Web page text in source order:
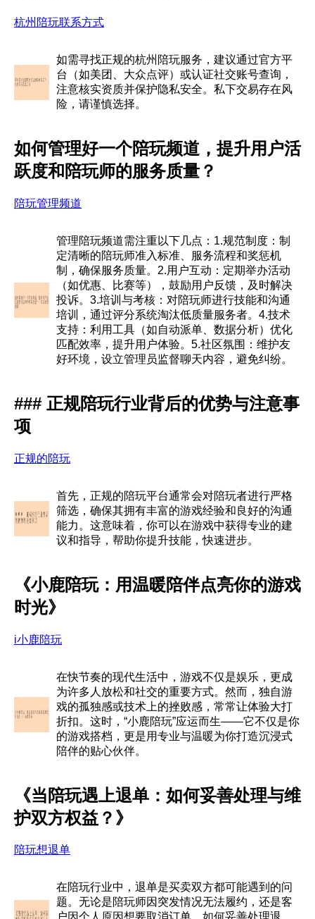
杭州陪玩联系方式
如需寻找正规的杭州陪玩服务，建议通过官方平
台（如美团、大众点评）或认证社交账号查询，
注意核实资质并保护隐私安全。私下交易存在风
险，请谨慎选择。
如何管理好一个陪玩频道，提升用户活
跃度和陪玩师的服务质量？
陪玩管理频道
管理陪玩频道需注重以下几点：1.规范制度：制
定清晰的陪玩师准入标准、服务流程和奖惩机
制，确保服务质量。2.用户互动：定期举办活动
（如优惠、比赛等），鼓励用户反馈，及时解决
投诉。3.培训与考核：对陪玩师进行技能和沟通
培训，通过评分系统淘汰低质量服务者。4.技术
支持：利用工具（如自动派单、数据分析）优化
匹配效率，提升用户体验。5.社区氛围：维护友
好环境，设立管理员监督聊天内容，避免纠纷。
### 正规陪玩行业背后的优势与注意事
项
正规的陪玩
首先，正规的陪玩平台通常会对陪玩者进行严格
筛选，确保其拥有丰富的游戏经验和良好的沟通
能力。这意味着，你可以在游戏中获得专业的建
议和指导，帮助你提升技能，快速进步。
《小鹿陪玩：用温暖陪伴点亮你的游戏
时光》
i小鹿陪玩
在快节奏的现代生活中，游戏不仅是娱乐，更成
为许多人放松和社交的重要方式。然而，独自游
戏的孤独感或技术上的挫败感，常常让体验大打
折扣。这时，“小鹿陪玩”应运而生——它不仅是你
的游戏搭档，更是用专业与温暖为你打造沉浸式
陪伴的贴心伙伴。
《当陪玩遇上退单：如何妥善处理与维
护双方权益？》
陪玩想退单
在陪玩行业中，退单是买卖双方都可能遇到的问
题。无论是陪玩师因突发情况无法履约，还是客